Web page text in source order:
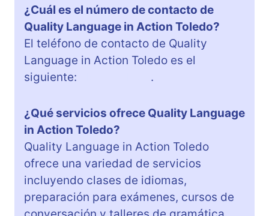
¿Cuál es el número de contacto de
Quality Language in Action Toledo?
El teléfono de contacto de Quality
Language in Action Toledo es el
siguiente:
.
¿Qué servicios ofrece Quality Language
in Action Toledo?
Quality Language in Action Toledo
ofrece una variedad de servicios
incluyendo clases de idiomas,
preparación para exámenes, cursos de